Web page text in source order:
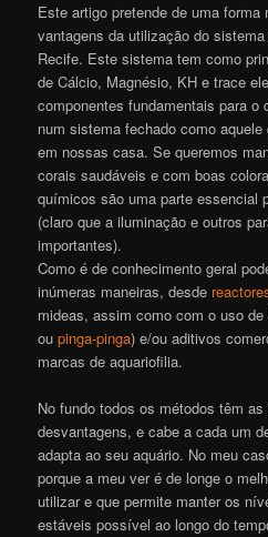
Este artigo pretende de uma
vantagens da utilização do
Recife. Este sistema tem como
de Cálcio, Magnésio, KH e trace
componentes fundamentais para o
num sistema fechado como
em nossas casa. Se queremos
corais saudáveis e com boas
químicos são uma parte essencial
(claro que a iluminação e outros
importantes).
Como é de conhecimento geral
inúmeras maneiras, desde
mideas, assim como com o uso
oupinga-pinga) e/ou aditivos
marcas de aquariofilia.
No fundo todos os métodos têm
desvantagens, e cabe a cada um
adapta ao seu aquário. No meu
porque a meu ver é de longe o
utilizar e que permite manter os
estáveis possível ao longo do